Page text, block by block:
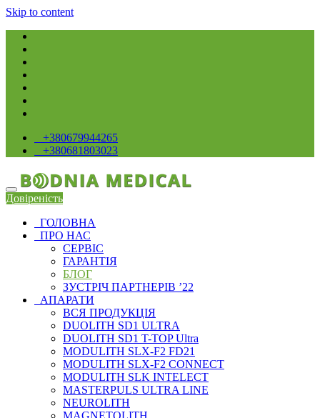
Skip to content
+380679944265
+380681803023
Довіреність
ГОЛОВНА
ПРО НАС
СЕРВIС
ГАРАНТІЯ
БЛОГ
ЗУСТРІЧ ПАРТНЕРІВ ’22
АПАРАТИ
ВСЯ ПРОДУКЦІЯ
DUOLITH SD1 ULTRA
DUOLITH SD1 T-TOP Ultra
MODULITH SLX-F2 FD21
MODULITH SLX-F2 CONNECT
MODULITH SLK INTELECT
MASTERPULS ULTRA LINE
NEUROLITH
MAGNETOLITH